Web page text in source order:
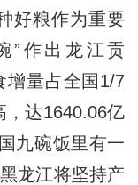
好粮作为重要
”作出龙江贡
增量占全国1/7
，达1640.06亿
九碗饭里有一
龙江将坚持产